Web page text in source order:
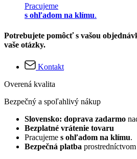
Pracujeme
s ohľadom na klímu.
Potrebujete pomôcť s vašou
vaše otázky.
Kontakt
Overená kvalita
Bezpečný a spoľahlivý nákup
Slovensko: doprava zadarmo
Bezplatné vrátenie tovaru
Pracujeme s ohľadom na klímu.
Bezpečná platba